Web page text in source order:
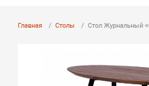
Главная Столы Стол Журнальный